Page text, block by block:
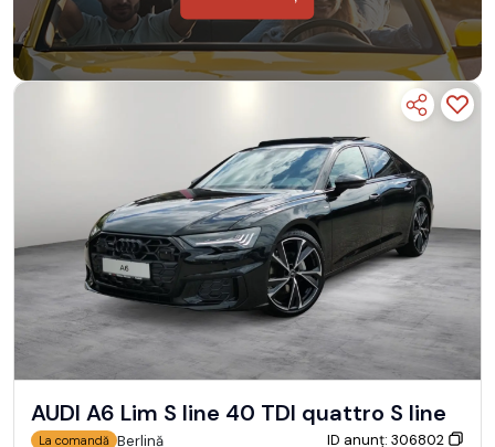
AUDI A6 Lim S line 40 TDI quattro S line
La comandă Berlină ID anunț: 306802